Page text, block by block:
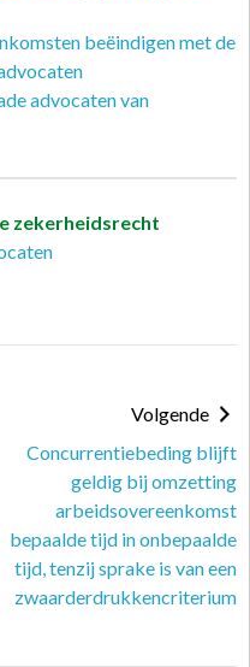
beëindigen met de
advocaten van
zekerheidsrecht
Volgende
Concurrentiebeding blijft
geldig bij omzetting
arbeidsovereenkomst
bepaalde tijd in onbepaalde
tijd, tenzij sprake is van een
zwaarderdrukkencriterium